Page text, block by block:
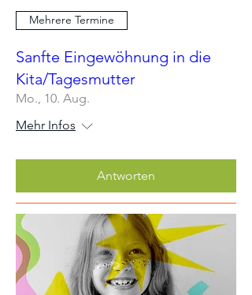
Mehrere Termine
Sanfte Eingewöhnung in die
Kita/Tagesmutter
Mo., 10. Aug.
Mehr Infos
Antworten